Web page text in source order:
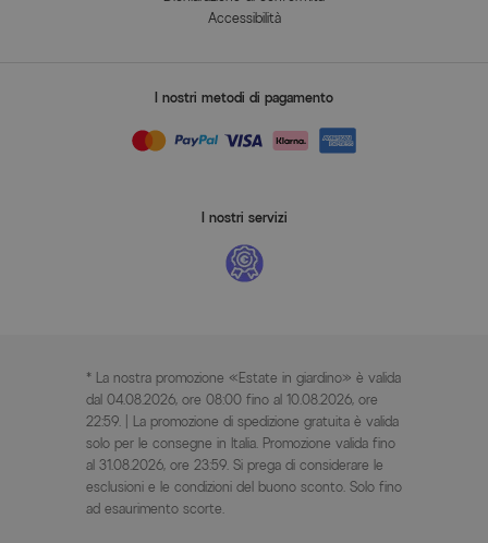
Accessibilità
I nostri metodi di pagamento
I nostri servizi
* La nostra promozione «Estate in giardino» è valida
dal 04.08.2026, ore 08:00 fino al 10.08.2026, ore
22:59. | La promozione di spedizione gratuita è valida
solo per le consegne in Italia. Promozione valida fino
al 31.08.2026, ore 23:59. Si prega di considerare le
esclusioni e le condizioni del buono sconto. Solo fino
ad esaurimento scorte.